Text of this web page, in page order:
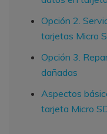
Opción 2.
tarjetas Micro
Opción 3.
dañadas
Aspectos
tarjeta Micro